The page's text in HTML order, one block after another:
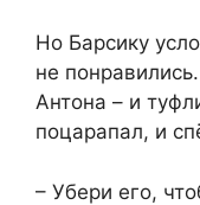
Но Барсику
не
Антона – и
поцарапал, и
– Убери его,